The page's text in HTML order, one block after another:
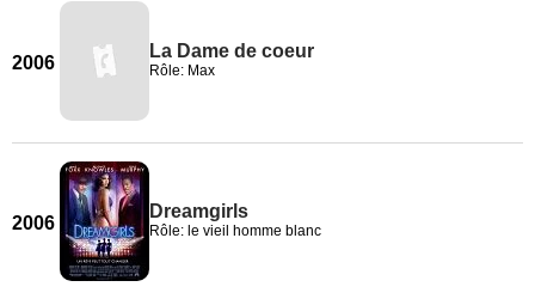
2006
La Dame de coeur
Rôle: Max
2006
Dreamgirls
Rôle: le vieil homme blanc